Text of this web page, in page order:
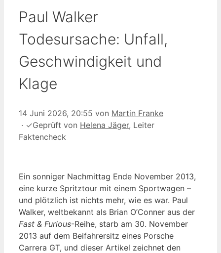
Paul Walker
Todesursache: Unfall,
Geschwindigkeit und
Klage
14 Juni 2026, 20:55 von Martin Franke
· ✓Geprüft von Helena Jäger, Leiter
Faktencheck
Ein sonniger Nachmittag Ende November 2013,
eine kurze Spritztour mit einem Sportwagen –
und plötzlich ist nichts mehr, wie es war. Paul
Walker, weltbekannt als Brian O’Conner aus der
Fast & Furious-Reihe, starb am 30. November
2013 auf dem Beifahrersitz eines Porsche
Carrera GT, und dieser Artikel zeichnet den